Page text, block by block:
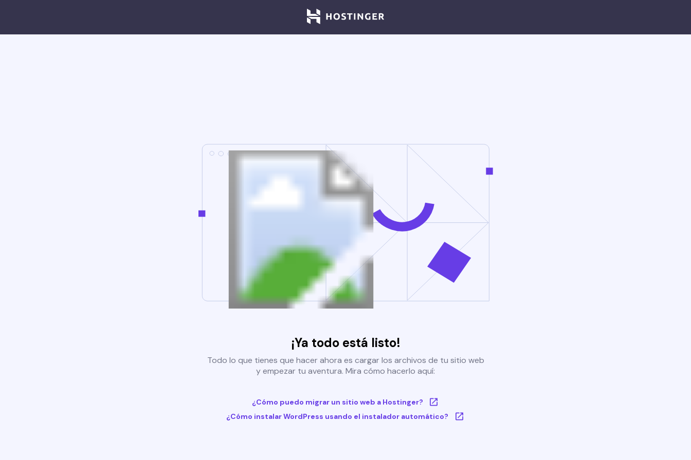
¡Ya todo está listo!
Todo lo que tienes que hacer ahora es cargar los archivos de tu sitio web
y empezar tu aventura. Mira cómo hacerlo aquí:
¿Cómo puedo migrar un sitio web a Hostinger?
¿Cómo instalar WordPress usando el instalador automático?